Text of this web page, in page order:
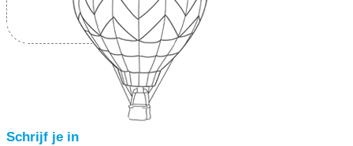
Schrijf je in